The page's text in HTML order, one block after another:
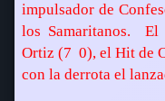
impulsador de
los Samaritanos.
El
Ortiz (7  0), el Hit de
con la derrota el